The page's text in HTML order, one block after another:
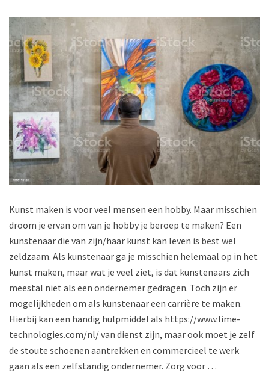
Kunst maken is voor veel mensen een hobby. Maar misschien
droom je ervan om van je hobby je beroep te maken? Een
kunstenaar die van zijn/haar kunst kan leven is best wel
zeldzaam. Als kunstenaar ga je misschien helemaal op in het
kunst maken, maar wat je veel ziet, is dat kunstenaars zich
meestal niet als een ondernemer gedragen. Toch zijn er
mogelijkheden om als kunstenaar een carrière te maken.
Hierbij kan een handig hulpmiddel als https://www.lime-
technologies.com/nl/ van dienst zijn, maar ook moet je zelf
de stoute schoenen aantrekken en commercieel te werk
gaan als een zelfstandig ondernemer. Zorg voor …